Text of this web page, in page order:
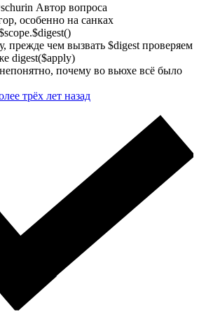
Автор вопроса
особенно на санках
прежде чем вызвать $digest проверяем
digest($apply)
почему во вьюхе всё было
трёх лет назад